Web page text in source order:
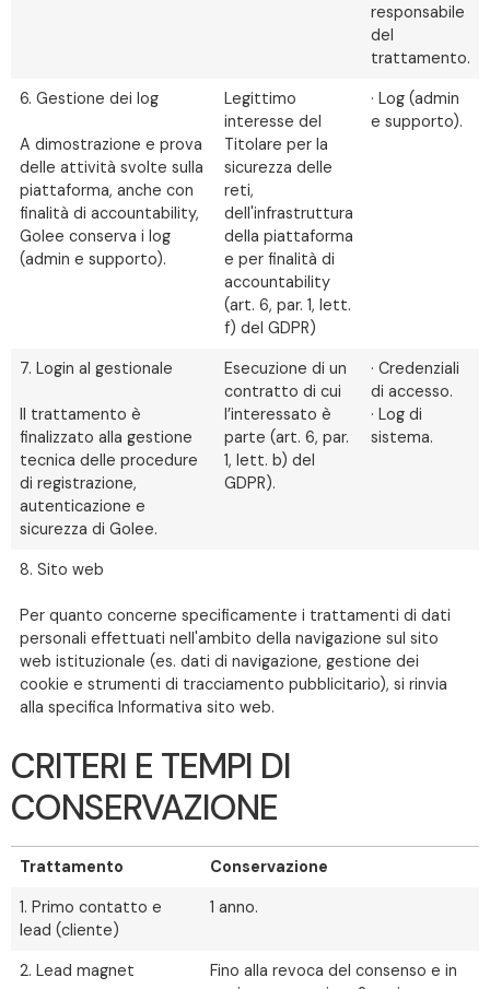
responsabile
del
trattamento.
6. Gestione dei log
A dimostrazione e prova
delle attività svolte sulla
piattaforma, anche con
finalità di accountability,
Golee conserva i log
(admin e supporto).
Legittimo
interesse del
Titolare per la
sicurezza delle
reti,
dell'infrastruttura
della piattaforma
e per finalità di
accountability
(art. 6, par. 1, lett.
f) del GDPR)
· Log (admin
e supporto).
7. Login al gestionale
Il trattamento è
finalizzato alla gestione
tecnica delle procedure
di registrazione,
autenticazione e
sicurezza di Golee.
Esecuzione di un
contratto di cui
l’interessato è
parte (art. 6, par.
1, lett. b) del
GDPR).
· Credenziali
di accesso.
· Log di
sistema.
8. Sito web
Per quanto concerne specificamente i trattamenti di dati
personali effettuati nell'ambito della navigazione sul sito
web istituzionale (es. dati di navigazione, gestione dei
cookie e strumenti di tracciamento pubblicitario), si rinvia
alla specifica Informativa sito web.
CRITERI E TEMPI DI
CONSERVAZIONE
Trattamento Conservazione
1. Primo contatto e
lead (cliente)
1 anno.
2. Lead magnet
Fino alla revoca del consenso e in